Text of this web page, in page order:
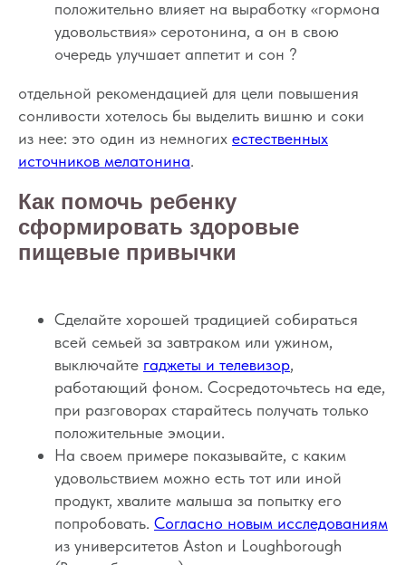
положительно влияет на выработку «гормона
удовольствия» серотонина, а он в свою
очередь улучшает аппетит и сон ?
отдельной рекомендацией для цели повышения
сонливости хотелось бы выделить вишню и соки
из нее: это один из немногих естественных
источников мелатонина.
Как помочь ребенку
сформировать здоровые
пищевые привычки
Сделайте хорошей традицией собираться
всей семьей за завтраком или ужином,
выключайте гаджеты и телевизор,
работающий фоном. Сосредоточьтесь на еде,
при разговорах старайтесь получать только
положительные эмоции.
На своем примере показывайте, с каким
удовольствием можно есть тот или иной
продукт, хвалите малыша за попытку его
попробовать. Согласно новым исследованиям
из университетов Aston и Loughborough
Хотите наладить
сон ребёнка?
Подробнее
высыпаться всей семьёй